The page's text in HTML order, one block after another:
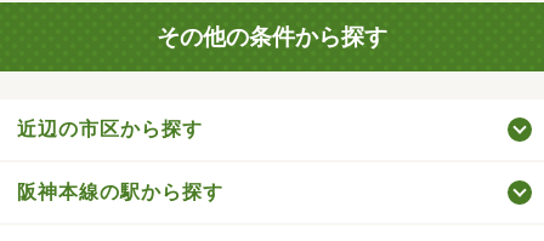
その他の条件から探す
近辺の市区から探す
阪神本線の駅から探す